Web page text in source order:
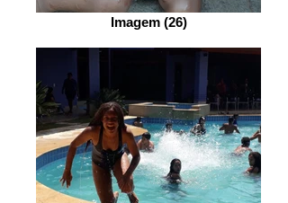
Imagem (26)